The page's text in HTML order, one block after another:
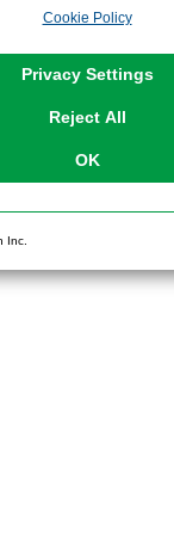
Cookies, please
at any time via
Cookie Policy
Privacy Settings
Reject All
OK
Inc.